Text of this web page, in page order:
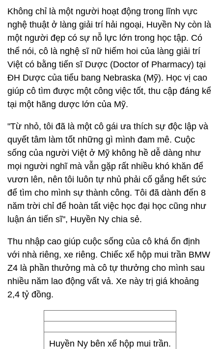
Không chỉ là một người hoạt động trong lĩnh vực
nghệ thuật ở làng giải trí hải ngoại, Huyền Ny còn là
một người đẹp có sự nỗ lực lớn trong học tập. Có
thể nói, cô là nghệ sĩ nữ hiếm hoi của làng giải trí
Việt có bằng tiến sĩ Dược (Doctor of Pharmacy) tại
ĐH Dược của tiểu bang Nebraska (Mỹ). Học vị cao
giúp cô tìm được một công việc tốt, thu cập đáng kể
tại một hãng dược lớn của Mỹ.
"Từ nhỏ, tôi đã là một cô gái ưa thích sự độc lập và
quyết tâm làm tốt những gì mình đam mê. Cuộc
sống của người Việt ở Mỹ không hề dễ dàng như
mọi người nghĩ mà vẫn gặp rất nhiều khó khăn để
vươn lên, nên tôi luôn tự nhủ phải cố gắng hết sức
để tìm cho mình sự thành công. Tôi đã dành đến 8
năm trời chỉ để hoàn tất việc học đại học cũng như
luận án tiến sĩ", Huyền Ny chia sẻ.
Thu nhập cao giúp cuộc sống của cô khá ổn định
với nhà riêng, xe riêng. Chiếc xế hộp mui trần BMW
Z4 là phần thưởng mà cô tự thưởng cho mình sau
nhiều năm lao động vất vả. Xe này trị giá khoảng
2,4 tỷ đồng.
Huyền Ny bên xế hộp mui trần.